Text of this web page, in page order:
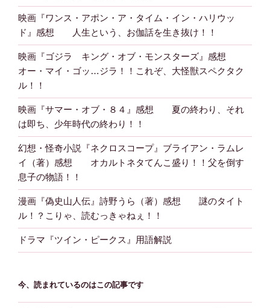
映画『ワンス・アポン・ア・タイム・イン・ハリウッ
ド』感想 人生という、お伽話を生き抜け！！
映画『ゴジラ キング・オブ・モンスターズ』感想
オー・マイ・ゴッ…ジラ！！これぞ、大怪獣スペクタク
ル！！
映画『サマー・オブ・８４』感想 夏の終わり、それ
は即ち、少年時代の終わり！！
幻想・怪奇小説『ネクロスコープ』ブライアン・ラムレ
イ（著）感想 オカルトネタてんこ盛り！！父を倒す
息子の物語！！
漫画『偽史山人伝』詩野うら（著）感想 謎のタイト
ル！？こりゃ、読むっきゃねぇ！！
ドラマ『ツイン・ピークス』用語解説
今、読まれているのはこの記事です